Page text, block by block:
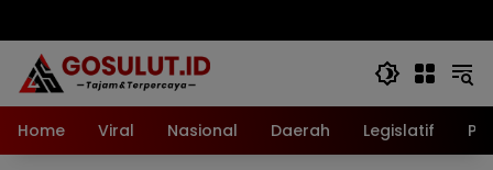
Home Viral Nasional Daerah Legislatif